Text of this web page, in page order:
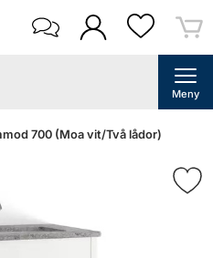
Meny
700 (Moa vit/Två lådor)